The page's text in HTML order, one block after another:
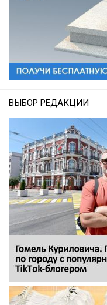
ВЫБОР РЕДАКЦИИ